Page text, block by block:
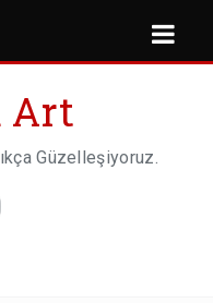
Art
Güzelleşiyoruz.